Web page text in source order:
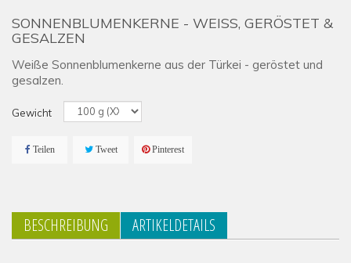
SONNENBLUMENKERNE - WEISS, GERÖSTET & G
ESALZEN
Weiße Sonnenblumenkerne aus der Türkei - geröstet und
gesalzen.
Gewicht
Teilen Tweet Pinterest
BESCHREIBUNG ARTIKELDETAILS